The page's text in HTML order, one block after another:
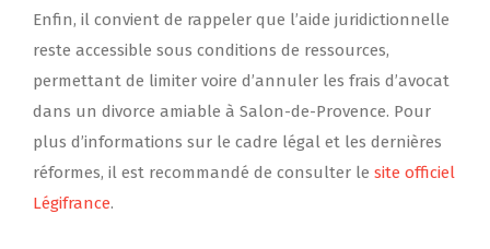
Enfin, il convient de rappeler que l’aide juridictionnelle
reste accessible sous conditions de ressources,
permettant de limiter voire d’annuler les frais d’avocat
dans un divorce amiable à Salon-de-Provence. Pour
plus d’informations sur le cadre légal et les dernières
réformes, il est recommandé de consulter le site officiel
Légifrance.